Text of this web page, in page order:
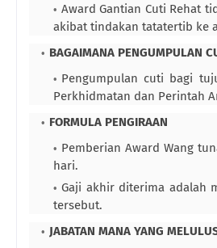
Award Gantian Cuti Rehat
akibat tindakan tatatertib ke
BAGAIMANA PENGUMPULAN
Pengumpulan cuti bagi
Perkhidmatan dan Perintah
FORMULA PENGIRAAN
Pemberian Award Wang
hari.
Gaji akhir diterima adalah
tersebut.
JABATAN MANA YANG